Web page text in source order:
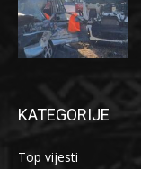
KATEGORIJE
Top vijesti